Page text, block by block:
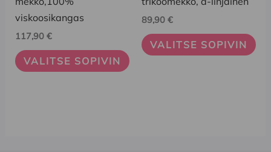
viskoosikangas
117,90 €
VALITSE SOPIVIN
muunnelma.
Voit
tehdä
valinnat
89,90 €
VALITSE SOPIVIN
muunnelma.
Voit
tehdä